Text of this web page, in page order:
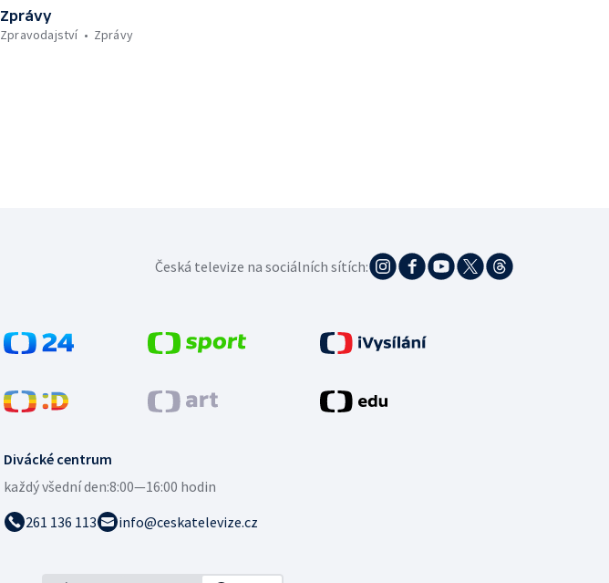
Zprávy
Zpravodajství
Zprávy
Divácké centrum
každý všední den:8:00—16:00 hodin
261 136 113
info@ceskatelevize.cz
Česká televize na sociálních sítích: